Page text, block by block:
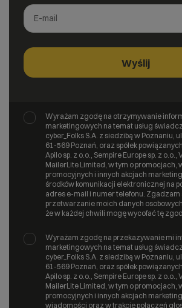
Wyrażam zgodę na otrzymywanie
marketingowych na temat usług
cyber_Folks S.A. z siedzibą w Poznaniu,
61-569 Poznań, oraz spółek
Apilo sp. z o.o., Sempire Europe sp. z o.o.,
MailerLite Limited, w tym o promocjach,
promocyjnych i innych akcjach
środków komunikacji elektronicznej na
adres e-mail i numer telefonu. Zgadzam
przetwarzanie moich danych
że w każdej chwili mogę wycofać tę
Wyrażam zgodę na przekazywanie mi
marketingowych na temat usług
cyber_Folks S.A. z siedzibą w Poznaniu,
61-569 Poznań, oraz spółek
Apilo sp. z o.o., Sempire Europe sp. z o.o.,
MailerLite Limited, w tym o promocjach,
promocyjnych i innych akcjach
wiadomości oraz w trakcie połączeń